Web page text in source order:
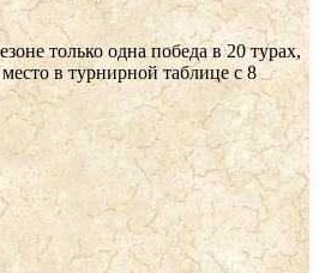
только одна победа в 20 турах,
в турнирной таблице с 8